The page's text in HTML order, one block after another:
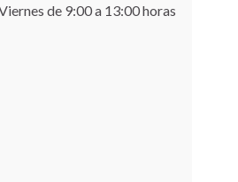
de 9:00 a 13:00 horas